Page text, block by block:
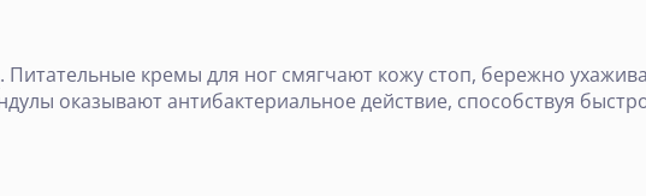
. Питательные кремы для ног смягчают кожу стоп, бережно
оказывают антибактериальное действие, способствуя